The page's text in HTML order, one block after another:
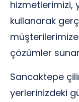
hizmetlerimizi,
kullanarak
müşterilerimize
çözümler
Sancaktepe
yerlerinizdeki